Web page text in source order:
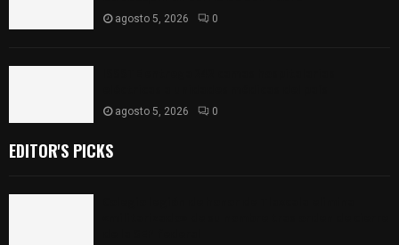
agosto 5, 2026 0
agosto 5, 2026 0
EDITOR'S PICKS